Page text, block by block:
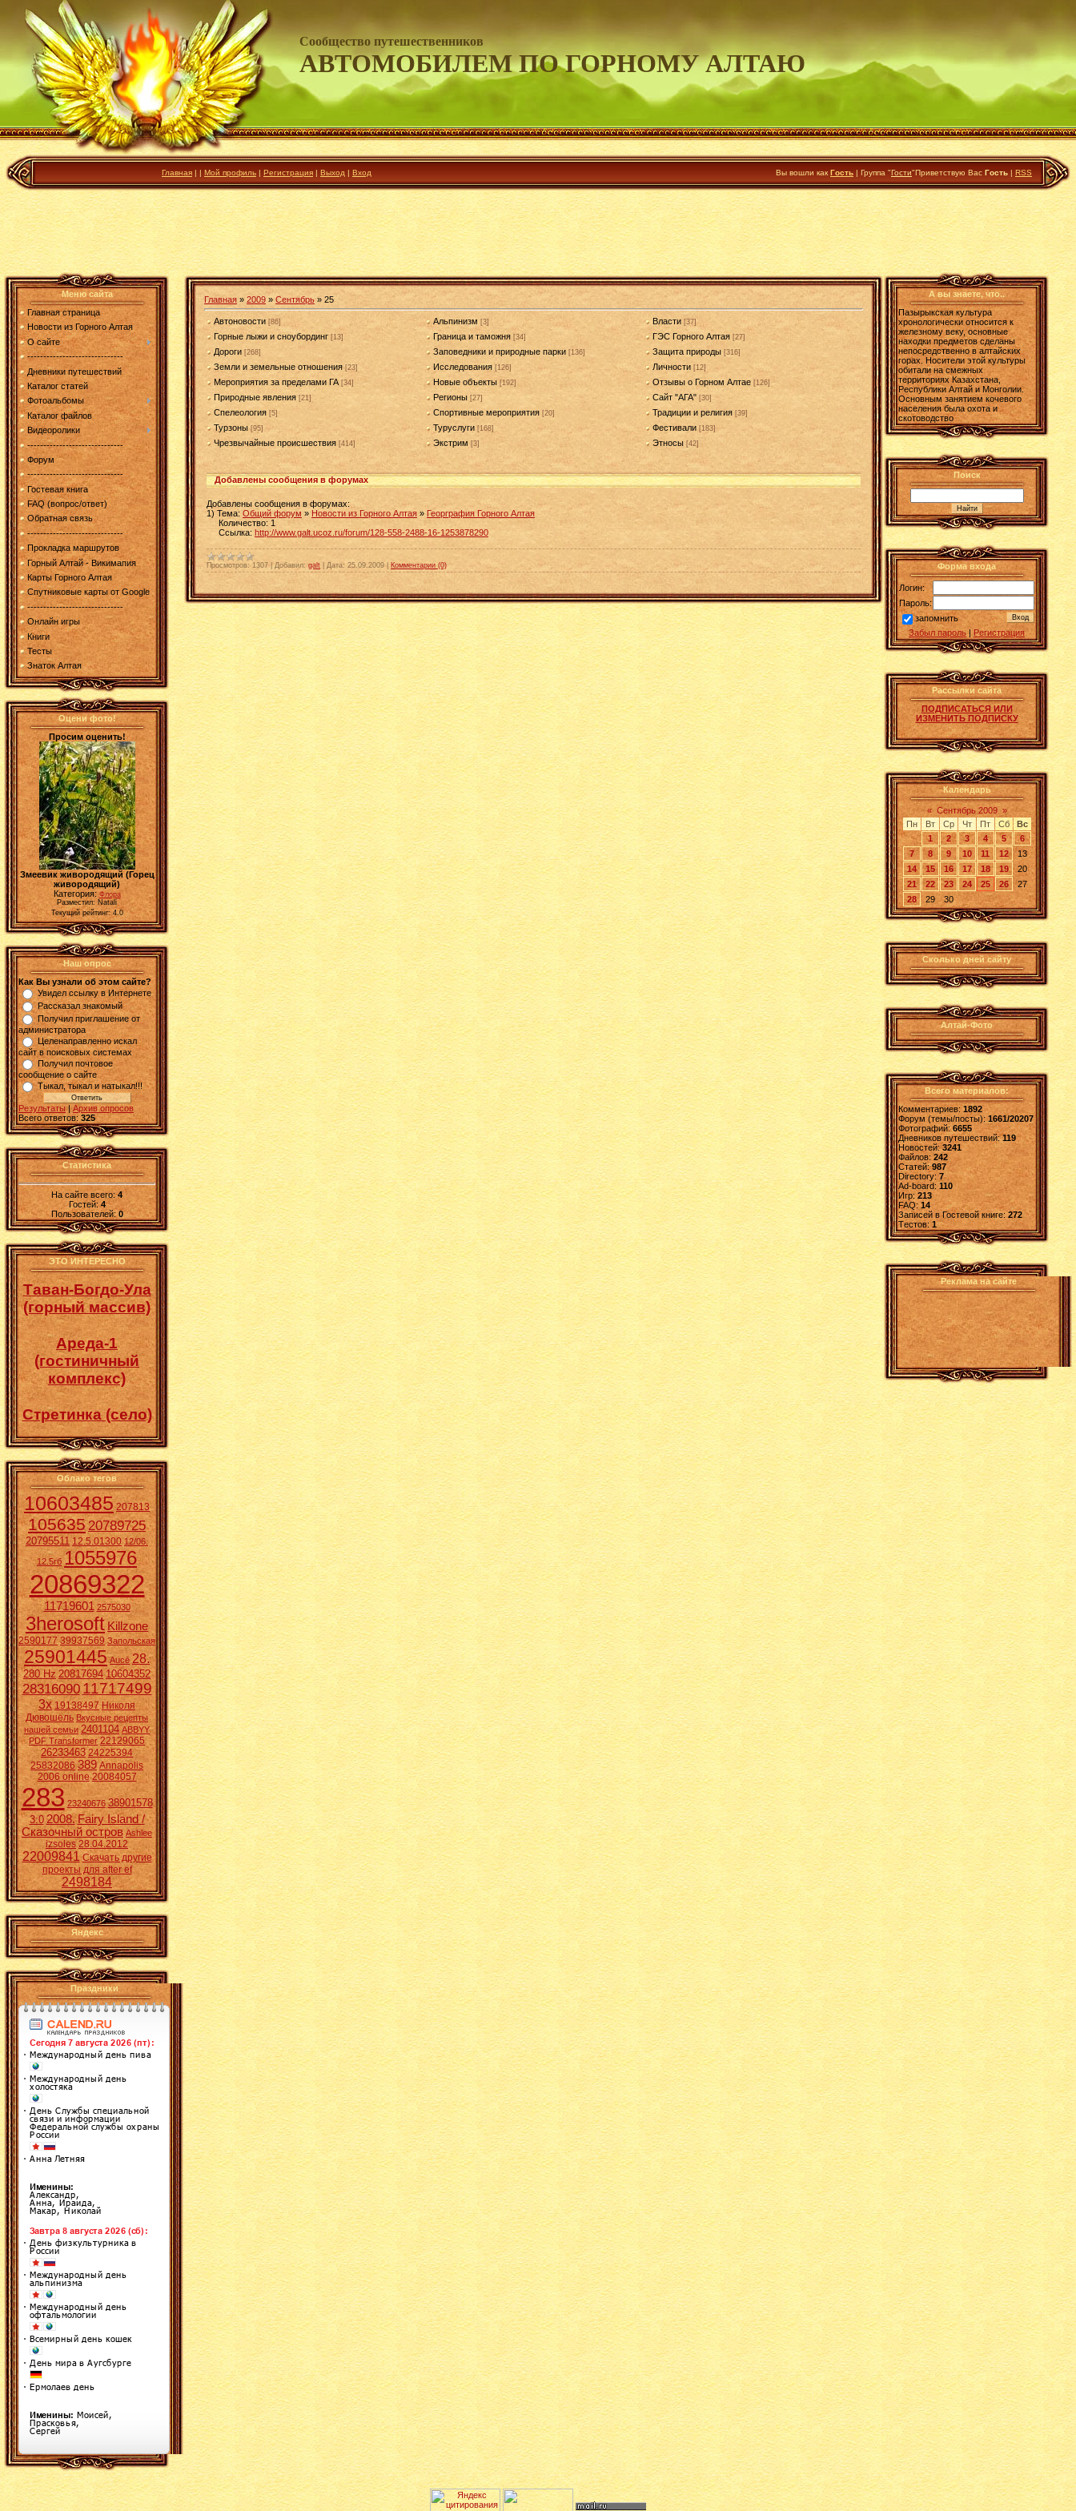
Сообщество путешественников
АВТОМОБИЛЕМ ПО ГОРНОМУ АЛТАЮ
Главная | | Мой профиль | Регистрация | Выход | Вход Вы вошли как Гость | Группа "Гости"Приветствую Вас Гость | RSS
Меню сайта
Главная страница
Новости из Горного Алтая
О сайте
------------------------------
Дневники путешествий
Каталог статей
Фотоальбомы
Каталог файлов
Видеоролики
------------------------------
Форум
------------------------------
Гостевая книга
FAQ (вопрос/ответ)
Обратная связь
------------------------------
Прокладка маршрутов
Горный Алтай - Викимапия
Карты Горного Алтая
Спутниковые карты от Google
------------------------------
Онлайн игры
Книги
Тесты
Знаток Алтая
Оцени фото!
Просим оценить!
Змеевик живородящий (Горец
живородящий)
Категория:Флора
Разместил: Natali
Текущий рейтинг: 4.0
Наш опрос
Как Вы узнали об этом сайте?
Увидел ссылку в Интернете
Рассказал знакомый
Получил приглашение от
администратора
Целенаправленно искал
сайт в поисковых системах
Получил почтовое
сообщение о сайте
Тыкал, тыкал и натыкал!!!
Результаты |Архив опросов
Всего ответов: 325
Статистика
На сайте всего:4
Гостей:4
Пользователей: 0
ЭТО ИНТЕРЕСНО
Таван-Богдо-Ула
(горный массив)
Ареда-1
(гостиничный
комплекс)
Стретинка (село)
Облако тегов
10603485 207813
10563520789725
20795511 12.5.01300 12/06.
12.5гб 1055976
20869322
11719601 2575030
3herosoft Killzone
2590177 39937569 Запольская
25901445 Aucē 28.
280 Hz 20817694 10604352
2831609011717499
3x 19138497 Николя
Дювошель Вкусные рецепты
нашей семьи 2401104 ABBYY
PDF Transformer 22129065
26233463 24225394
25832086 389 Annapolis
2006 online 20084057
283 23240676 38901578
3:0 2008. Fairy Island /
Сказочный остров Ashlee
izsoles 28.04.2012
22009841 Скачать другие
проекты для after ef
2498184
Яндекс
Праздники
Главная » 2009 » Сентябрь » 25
Автоновости [86] Альпинизм [3] Власти [37]
Горные лыжи и сноубординг [13] Граница и таможня [34] ГЭС Горного Алтая [27]
Дороги [268] Заповедники и природные парки [136] Защита природы [316]
Земли и земельные отношения [23] Исследования [126] Личности [12]
Мероприятия за пределами ГА [34] Новые объекты [192] Отзывы о Горном Алтае [126]
Природные явления [21] Регионы [27] Сайт "АГА" [30]
Спелеология [5] Спортивные мероприятия [20] Традиции и религия [39]
Турзоны [95] Туруслуги [168] Фестивали [183]
Чрезвычайные происшествия [414] Экстрим [3] Этносы [42]
Добавлены сообщения в форумах
Добавлены сообщения в форумах:
1) Тема: Общий форум » Новости из Горного Алтая » Георграфия Горного Алтая
Количество: 1
Ссылка: http://www.galt.ucoz.ru/forum/128-558-2488-16-1253878290
Просмотров: 1307 | Добавил: galt Дата: 25.09.2009 Комментарии (0)
А вы знаете, что..
Пазырыкская культура
хронологически относится к
железному веку, основные
находки предметов сделаны
непосредственно в алтайских
горах. Носители этой культуры
обитали на смежных
территориях Казахстана,
Республики Алтай и Монголии.
Основным занятием кочевого
населения была охота и
скотоводство
Поиск
Форма входа
Логин:
Пароль:
запомнить
Забыл пароль | Регистрация
Рассылки сайта
ПОДПИСАТЬСЯ ИЛИ
ИЗМЕНИТЬ ПОДПИСКУ
Календарь
« Сентябрь 2009 »
Пн
Вт Ср Чт Пт Сб
Вс
1
2 3 4 5
6
7
8 9 10 11 12
13
14
15 16 17 18 19
20
21
22 23 24 25 26
27
28
29 30
Сколько дней сайту
Алтай-Фото
Всего материалов:
Комментариев: 1892
Форум (темы/посты):1661/20207
Фотографий:6655
Дневников путешествий:119
Новостей:3241
Файлов: 242
Статей:987
Directory: 7
Ad-board:110
Игр: 213
FAQ:14
Записей в Гостевой книге:272
Tестов: 1
Реклама на сайте